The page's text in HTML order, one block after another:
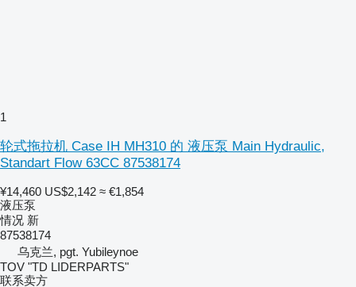
1
轮式拖拉机 Case IH MH310 的 液压泵 Main Hydraulic,
Standart Flow 63CC 87538174
¥14,460 US$2,142 ≈ €1,854
液压泵
情况 新
87538174
乌克兰, pgt. Yubileynoe
TOV "TD LIDERPARTS"
联系卖方